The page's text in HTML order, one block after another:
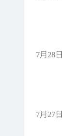
7月28日
7月27日